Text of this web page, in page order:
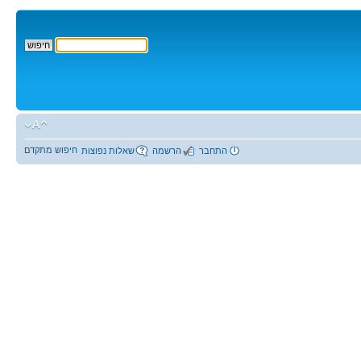
חיפוש מתקדם שאלות נפוצות הרשמה התחבר